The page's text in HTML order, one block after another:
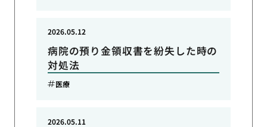
病院の預り金領収書を紛失した時の
対処法
2026.05.12
医療
2026.05.11